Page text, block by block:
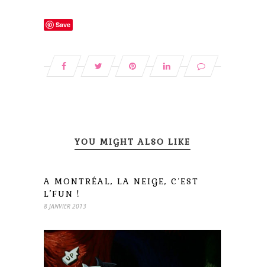
Save
YOU MIGHT ALSO LIKE
A MONTRÉAL, LA NEIGE, C’EST
L’FUN !
8 JANVIER 2013